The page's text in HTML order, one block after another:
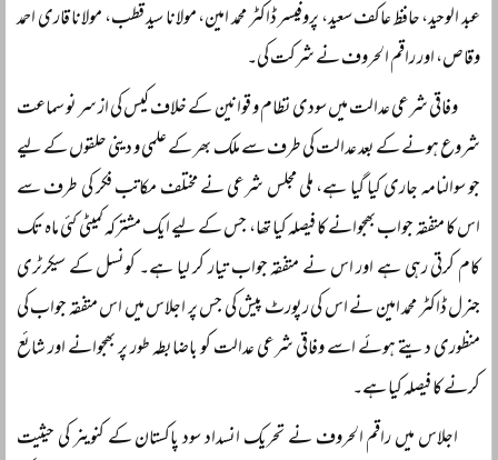
عبد الوحید، حافظ عاکف سعید، پروفیسر ڈاکٹر محمد امین، مولانا سید قطب، مولانا قاری احمد
وقاص، اور راقم الحروف نے شرکت کی۔
وفاقی شرعی عدالت میں سودی نظام و قوانین کے خلاف کیس کی از سر نو سماعت
شروع ہونے کے بعد عدالت کی طرف سے ملک بھر کے علمی و دینی حلقوں کے لیے
جو سوالنامہ جاری کیا گیا ہے، ملی مجلس شرعی نے مختلف مکاتب فکر کی طرف سے
اس کا متفقہ جواب بھجوانے کا فیصلہ کیا تھا، جس کے لیے ایک مشترکہ کمیٹی کئی ماہ تک
کام کرتی رہی ہے اور اس نے متفقہ جواب تیار کر لیا ہے۔ کونسل کے سیکرٹری
جنرل ڈاکٹر محمد امین نے اس کی رپورٹ پیش کی جس پر اجلاس میں اس متفقہ جواب کی
منظوری دیتے ہوئے اسے وفاقی شرعی عدالت کو باضابطہ طور پر بھجوانے اور شائع
کرنے کا فیصلہ کیا ہے۔
اجلاس میں راقم الحروف نے تحریک انسداد سود پاکستان کے کنوینر کی حیثیت